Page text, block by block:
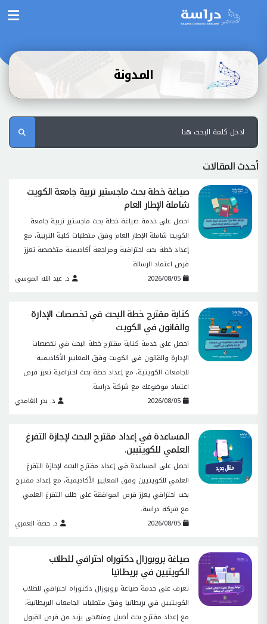
المدونة
أحدث المقالات
صياغة خطة بحث ماجستير تربية جامعة الكويت
شاملة الإطار العام
احصل على خدمة صياغة خطة بحث ماجستير تربية جامعة
الكويت شاملة الإطار العام وفق متطلبات كلية التربية، مع
إعداد خطة بحث احترافية ومراجعة أكاديمية متخصصة تعزز
فرص اعتماد الرسالة.
د. عبد الله الموسى
كتابة مقترح خطة البحث في تخصصات الإدارة
والقانون في الكويت
احصل على خدمة كتابة مقترح خطة البحث في تخصصات
الإدارة والقانون في الكويت وفق المعايير الأكاديمية
للجامعات الكويتية، مع إعداد خطة بحث احترافية تعزز فرص
اعتماد موضوعك مع شركة دراسة.
د. بدر الغامدي
المساعدة في إعداد مقترح البحث لإجازة التفرغ
العلمي للكويتيين.
احصل على المساعدة في إعداد مقترح البحث لإجازة التفرغ
العلمي للكويتيين وفق المعايير الأكاديمية، مع إعداد مقترح
بحث احترافي يعزز فرص الموافقة على طلب التفرغ العلمي
مع شركة دراسة.
د. حصة العمري
صياغة بروبوزال دكتوراه احترافي للطلاب
الكويتيين في بريطانيا
تعرف على خدمة صياغة بروبوزال دكتوراه احترافي للطلاب
الكويتيين في بريطانيا وفق متطلبات الجامعات البريطانية،
مع إعداد مقترح بحث أصيل ومنهجي يزيد من فرص القبول